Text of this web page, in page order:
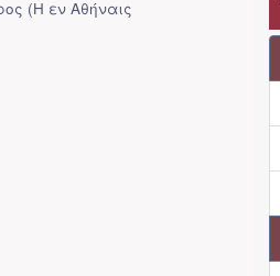
(Η εν Αθήναις